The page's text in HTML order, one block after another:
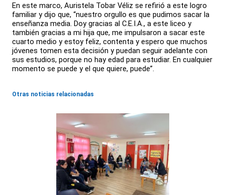
En este marco, Auristela Tobar Véliz se refirió a este logro
familiar y dijo que, “nuestro orgullo es que pudimos sacar la
enseñanza media. Doy gracias al C.E.I.A., a este liceo y
también gracias a mi hija que, me impulsaron a sacar este
cuarto medio y estoy feliz, contenta y espero que muchos
jóvenes tomen esta decisión y puedan seguir adelante con
sus estudios, porque no hay edad para estudiar. En cualquier
momento se puede y el que quiere, puede”.
Otras noticias relacionadas